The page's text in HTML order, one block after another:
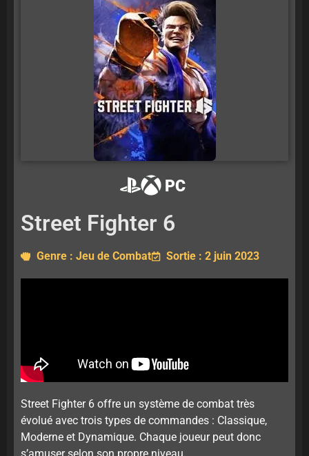
PC
Street Fighter 6
Genre : Jeu de Combat Sortie : 2 juin 2023
Street Fighter 6 offre un système de combat très
évolué avec trois types de commandes : Classique,
Moderne et Dynamique. Chaque joueur peut donc